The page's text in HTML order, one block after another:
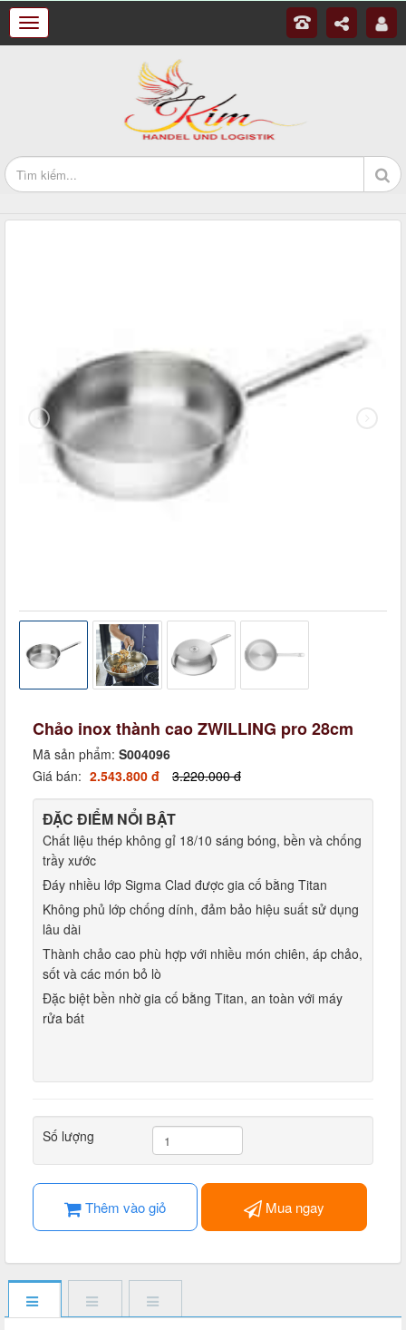
Chảo inox thành cao ZWILLING pro 28cm
Mã sản phẩm: S004096
Giá bán: 2.543.800 đ 3.220.000 đ
ĐẶC ĐIỂM NỔI BẬT
Chất liệu thép không gỉ 18/10 sáng bóng, bền và chống
trầy xước
Đáy nhiều lớp Sigma Clad được gia cố bằng Titan
Không phủ lớp chống dính, đảm bảo hiệu suất sử dụng
lâu dài
Thành chảo cao phù hợp với nhiều món chiên, áp chảo,
sốt và các món bỏ lò
Đặc biệt bền nhờ gia cố bằng Titan, an toàn với máy
rửa bát
Số lượng
Thêm vào giỏ Mua ngay